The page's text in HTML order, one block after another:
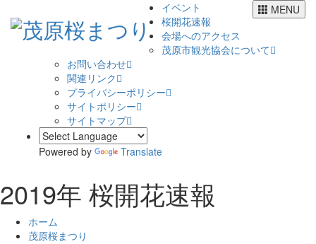
MENU
イベント
桜開花速報
会場へのアクセス
茂原市観光協会について
お問い合わせ
関連リンク
プライバシーポリシー
サイトポリシー
サイトマップ
Powered by Translate
2019年 桜開花速報
ホーム
茂原桜まつり